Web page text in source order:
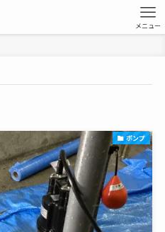
メニュー
ポンプ